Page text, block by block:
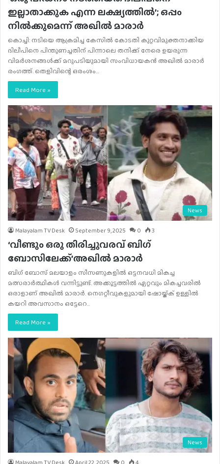
ഇല്ലാതാക്കുക എന്ന ലക്ഷ്യത്തിൽ’; ഒപ്പം
നിൽക്കുമെന്ന് അഖിൽ മാരാർ
കൊച്ചി: നടിയെ ആക്രമിച്ച കേസിൽ കോടതി കുറ്റവിമുക്തനാക്കിയ
ദിലീപിനെ പിന്തുണച്ചതിന് പിന്നാലെ തനിക്ക് നേരെ ഉയരുന്ന
വിമർശനങ്ങൾക്ക് മറുപടിയുമായി സംവിധായകൻ അഖിൽ മാരാർ
രംഗത്ത്. തെളിവിന്റെ ഒരംശം…
Read More »
News
Malayalam TV Desk September 9, 2025 0 3
‘വീണ്ടും ഒരു തിരിച്ചുവരവ് ബിഗ്
ബോസിലേക്ക്’അഖിൽ മാരാർ
ബി​ഗ് ബോസ് മലയാളം സീസണുകളിൽ ഒട്ടനവധി മികച്ച
മത്സരാർത്ഥികൾ വന്നിട്ടുണ്ട്. അക്കൂട്ടത്തിൽ ഏറ്റവും മികച്ചവരിൽ
ഒരാളാണ് അഖിൽ മാരാർ. നെ​ഗറ്റീവുകളുമായി ഷോയ്ക്ക് ഉള്ളിൽ
കയറി അവസാനം ഒട്ടേറെ…
Read More »
News